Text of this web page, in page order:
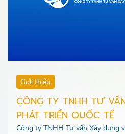
Giới thiệu
CÔNG TY TNHH TƯ
PHÁT TRIỂN QUỐC TẾ
Công ty TNHH Tư vấn Xây dựng